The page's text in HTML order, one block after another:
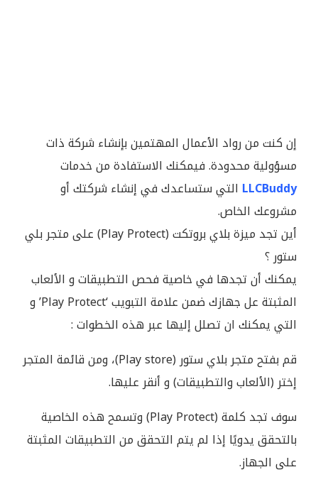
إن كنت من رواد الأعمال المهتمين بإنشاء شركة ذات
مسؤولية محدودة. فيمكنك الاستفادة من خدمات
LLCBuddy التي ستساعدك في إنشاء شركتك أو
مشروعك الخاص.
أين تجد ميزة بلاي بروتكت (Play Protect) على متجر بلي
ستور ؟
يمكنك أن تجدها في خاصية فحص التطبيقات و الألعاب
المثبتة عل جهازك ضمن علامة التبويب ‘Play Protect’ و
التي يمكنك ان تصلل إليها عبر هذه الخطوات :
قم بفتح متجر بلاي ستور (Play store)، ومن قائمة المتجر
إختر (الألعاب والتطبيقات) و أنقر عليها.
سوف تجد كلمة (Play Protect) وتسمح هذه الخاصية
بالتحقق يدويًا إذا لم يتم التحقق من التطبيقات المثبتة
على الجهاز.